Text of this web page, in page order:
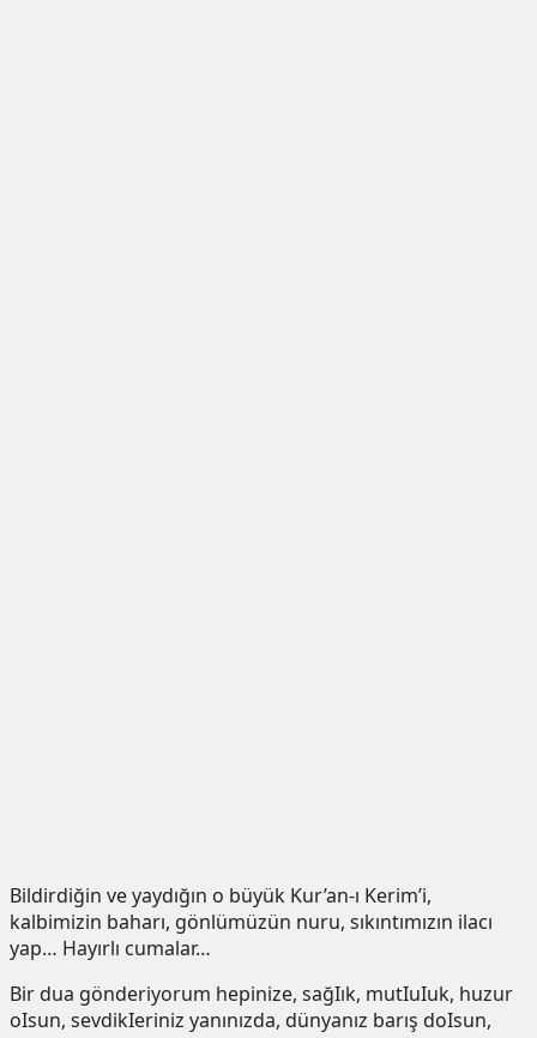
Bildirdiğin ve yaydığın o büyük Kur’an-ı Kerim’i,
kalbimizin baharı, gönlümüzün nuru, sıkıntımızın ilacı
yap… Hayırlı cumalar…
Bir dua gönderiyorum hepinize, sağIık, mutIuIuk, huzur
oIsun, sevdikIeriniz yanınızda, dünyanız barış doIsun,